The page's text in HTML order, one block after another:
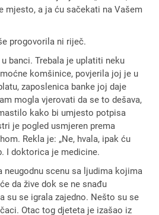
mjesto, a ja ću sačekati na Vašem
progovorila ni riječ.
banci. Trebala je uplatiti neku
komšinice, povjerila joj je u
zaposlenica banke joj daje
mogla vjerovati da se to dešava,
kako bi umjesto potpisa
je pogled usmjeren prema
Rekla je: „Ne, hvala, ipak ću
I doktorica je medicine.
neugodnu scenu sa ljudima kojima
da žive dok se ne snađu
su se igrala zajedno. Nešto su se
Otac tog djeteta je izašao iz